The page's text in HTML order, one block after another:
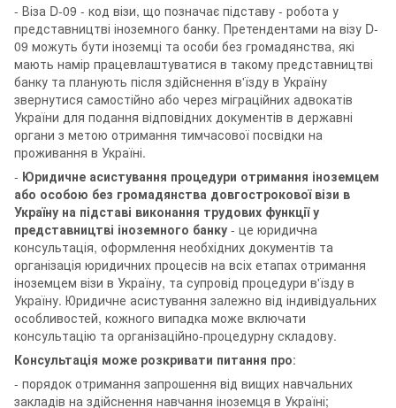
- Віза D-09 - код візи, що позначає підставу - робота у
представництві іноземного банку. Претендентами на візу D-
09 можуть бути іноземці та особи без громадянства, які
мають намір працевлаштуватися в такому представництві
банку та планують після здійснення в'їзду в Україну
звернутися самостійно або через міграційних адвокатів
України для подання відповідних документів в державні
органи з метою отримання тимчасової посвідки на
проживання в Україні.
- Юридичне асистування процедури отримання іноземцем
або особою без громадянства довгострокової візи в
Україну на підставі виконання трудових функції у
представництві іноземного банку - це юридична
консультація, оформлення необхідних документів та
організація юридичних процесів на всіх етапах отримання
іноземцем візи в Україну, та супровід процедури в'їзду в
Україну. Юридичне асистування залежно від індивідуальних
особливостей, кожного випадка може включати
консультацію та організаційно-процедурну складову.
Консультація може розкривати питання про:
- порядок отримання запрошення від вищих навчальних
закладів на здійснення навчання іноземця в Україні;